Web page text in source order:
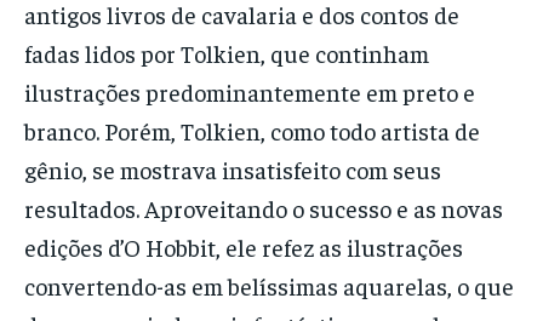
antigos livros de cavalaria e dos contos de
fadas lidos por Tolkien, que continham
ilustrações predominantemente em preto e
branco. Porém, Tolkien, como todo artista de
gênio, se mostrava insatisfeito com seus
resultados. Aproveitando o sucesso e as novas
edições d’O Hobbit, ele refez as ilustrações
convertendo-as em belíssimas aquarelas, o que